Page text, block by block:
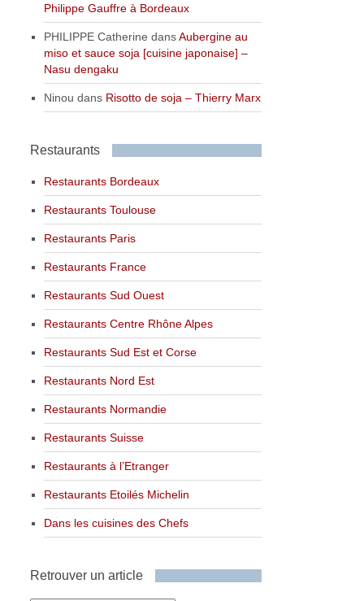
Philippe Gauffre à Bordeaux
PHILIPPE Catherine dansAubergine au
miso et sauce soja [cuisine japonaise] –
Nasu dengaku
Ninou dans Risotto de soja – Thierry Marx
Restaurants
Restaurants Bordeaux
Restaurants Toulouse
Restaurants Paris
Restaurants France
Restaurants Sud Ouest
Restaurants Centre Rhône Alpes
Restaurants Sud Est et Corse
Restaurants Nord Est
Restaurants Normandie
Restaurants Suisse
Restaurants à l’Etranger
Restaurants Etoilés Michelin
Dans les cuisines des Chefs
Retrouver un article